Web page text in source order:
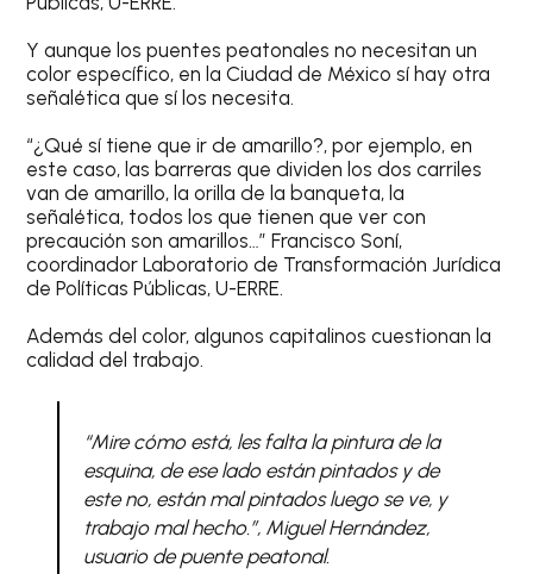
Y aunque los puentes peatonales no necesitan un
color específico, en la Ciudad de México sí hay otra
señalética que sí los necesita.
“¿Qué sí tiene que ir de amarillo?, por ejemplo, en
este caso, las barreras que dividen los dos carriles
van de amarillo, la orilla de la banqueta, la
señalética, todos los que tienen que ver con
precaución son amarillos…” Francisco Soní,
coordinador Laboratorio de Transformación Jurídica
de Políticas Públicas, U-ERRE.
Además del color, algunos capitalinos cuestionan la
calidad del trabajo.
“Mire cómo está, les falta la pintura de la
esquina, de ese lado están pintados y de
este no, están mal pintados luego se ve, y
trabajo mal hecho.”, Miguel Hernández,
usuario de puente peatonal.